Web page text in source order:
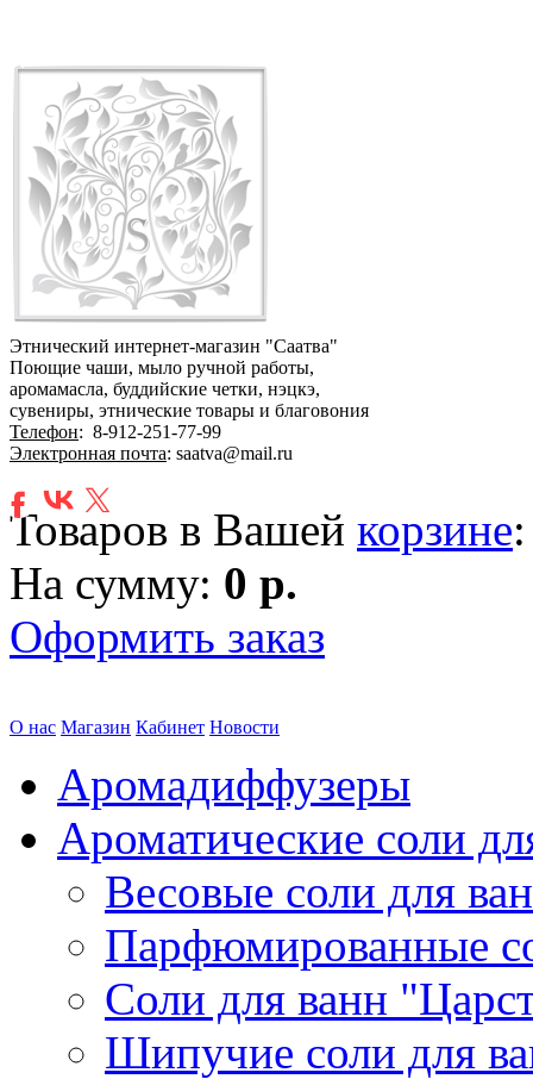
Этнический интернет-магазин "Саатва"
Поющие чаши, мыло ручной работы,
аромамасла, буддийские четки, нэцкэ,
сувениры, этнические товары и благовония
Телефон: 8-912-251-77-99
Электронная почта: saatva@mail.ru
Товаров в Вашей корзине
На сумму: 0 р.
Оформить заказ
О нас Магазин Кабинет Новости
Аромадиффузеры
Ароматические соли
Весовые соли для
Парфюмированные
Соли для ванн
Шипучие соли для